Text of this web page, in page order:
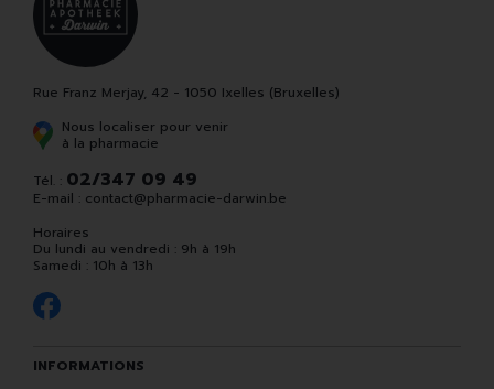
Rue Franz Merjay, 42 - 1050 Ixelles (Bruxelles)
Nous localiser pour venir
à la pharmacie
Tél. : 02/347 09 49
E-mail : contact@pharmacie-darwin.be
Horaires
Du lundi au vendredi : 9h à 19h
Samedi : 10h à 13h
INFORMATIONS